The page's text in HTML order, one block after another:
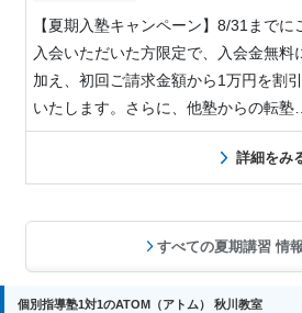
【夏期入塾キャンペーン】8/31までに
入会いただいた方限定で、入会金無料
加え、初回ご請求金額から1万円を割引
いたします。さらに、他塾からの転塾を
応援する…
詳細をみ
すべての夏期講習 情
個別指導塾1対1のATOM（アトム） 秋川教室